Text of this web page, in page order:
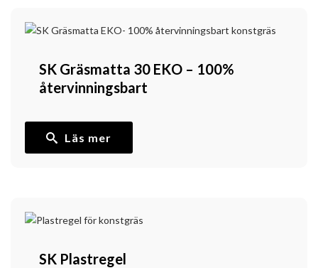
SK Gräsmatta 30 EKO – 100%
återvinningsbart
Läs mer
SK Plastregel